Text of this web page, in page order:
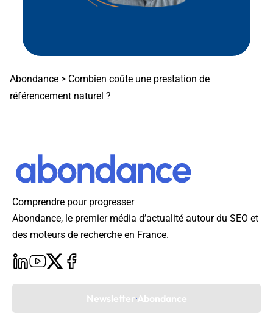
Abondance > Combien coûte une prestation de
référencement naturel ?
Comprendre pour progresser
Abondance, le premier média d’actualité autour du SEO et
des moteurs de recherche en France.
Newsletter Abondance